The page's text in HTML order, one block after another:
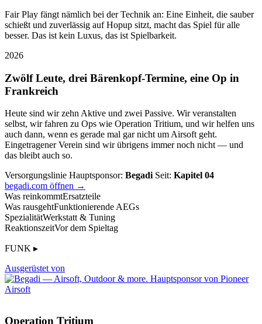
Fair Play fängt nämlich bei der Technik an: Eine Einheit, die sauber
schießt und zuverlässig auf Hopup sitzt, macht das Spiel für alle
besser. Das ist kein Luxus, das ist Spielbarkeit.
2026
Zwölf Leute, drei Bärenkopf-Termine, eine Op in
Frankreich
Heute sind wir zehn Aktive und zwei Passive. Wir veranstalten
selbst, wir fahren zu Ops wie Operation Tritium, und wir helfen uns
auch dann, wenn es gerade mal gar nicht um Airsoft geht.
Eingetragener Verein sind wir übrigens immer noch nicht — und
das bleibt auch so.
Versorgungslinie Hauptsponsor: Begadi Seit: Kapitel 04
begadi.com öffnen →
Was reinkommtErsatzteile
Was rausgehtFunktionierende AEGs
SpezialitätWerkstatt & Tuning
ReaktionszeitVor dem Spieltag
FUNK ▸
Ausgerüstet von
Operation Tritium